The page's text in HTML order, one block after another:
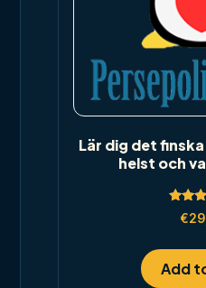
Lär dig det
helst och
€
Add